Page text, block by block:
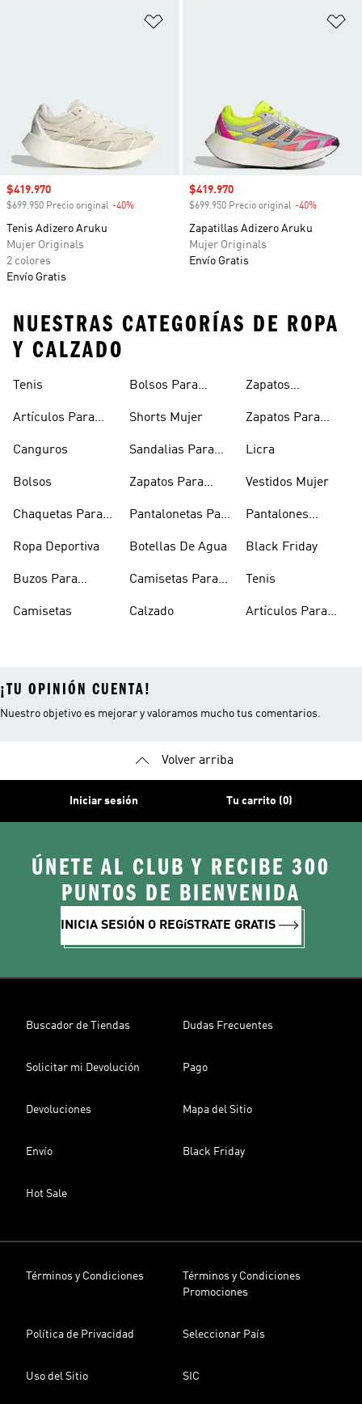
Precio de venta
$419.970
$699.950 Precio original -40%
Tenis Adizero Aruku
Mujer Originals
2 colores
Envío Gratis
Precio de venta
$419.970
$699.950 Precio original -40%
Zapatillas Adizero Aruku
Mujer Originals
Envío Gratis
NUESTRAS CATEGORÍAS DE ROPA
Y CALZADO
Tenis
Artículos Para
Canguros
Bolsos
Chaquetas Para
Ropa Deportiva
Buzos Para
Camisetas
Bolsos Para
Shorts Mujer
Sandalias Para
Zapatos Para
Pantalonetas Para
Botellas De Agua
Camisetas Para
Calzado
Zapatos
Zapatos Para
Licra
Vestidos Mujer
Pantalones
Black Friday
Tenis
Artículos Para
¡TU OPINIÓN CUENTA!
Nuestro objetivo es mejorar y valoramos mucho tus comentarios.
Volver arriba
Iniciar sesión Tu carrito (0)
ÚNETE AL CLUB Y RECIBE 300
PUNTOS DE BIENVENIDA
INICIA SESIÓN O REGíSTRATE GRATIS
Buscador de Tiendas Dudas Frecuentes
Solicitar mi Devolución Pago
Devoluciones Mapa del Sitio
Envío Black Friday
Hot Sale
Términos y Condiciones
Términos y Condiciones
Promociones
Política de Privacidad Seleccionar País
Uso del Sitio SIC